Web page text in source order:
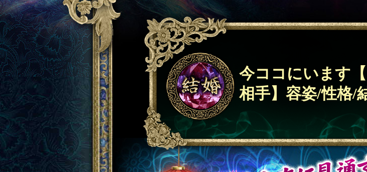
今ココにいます
相手】容姿/性格/